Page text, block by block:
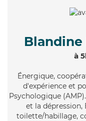
Blandine
à
Énergique,
d'expérience et
Psychologique
et la dépression,
toilette/habillage,